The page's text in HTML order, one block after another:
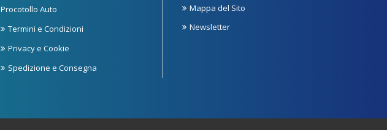
Procotollo Auto
Termini e Condizioni
Privacy e Cookie
Spedizione e Consegna
Mappa del Sito
Newsletter